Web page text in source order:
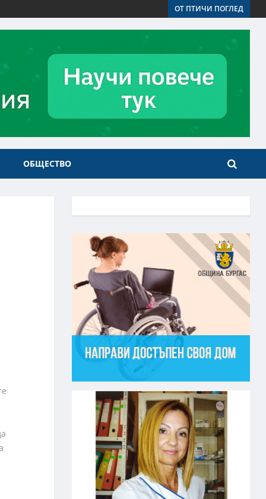
ОТ ПТИЧИ ПОГЛЕД
ОБЩЕСТВО